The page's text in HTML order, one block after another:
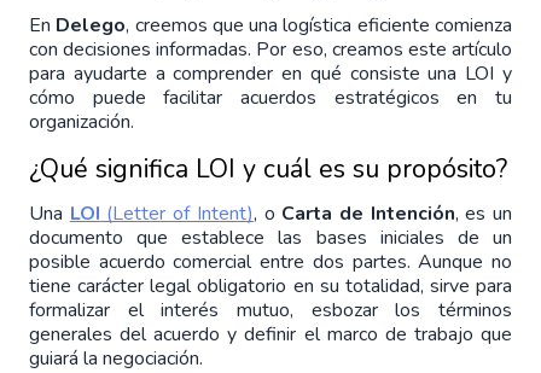
En Delego, creemos que una logística eficiente comienza
con decisiones informadas. Por eso, creamos este artículo
para ayudarte a comprender en qué consiste una LOI y
cómo puede facilitar acuerdos estratégicos en tu
organización.
¿Qué significa LOI y cuál es su propósito?
Una LOI (Letter of Intent), o Carta de Intención, es un
documento que establece las bases iniciales de un
posible acuerdo comercial entre dos partes. Aunque no
tiene carácter legal obligatorio en su totalidad, sirve para
formalizar el interés mutuo, esbozar los términos
generales del acuerdo y definir el marco de trabajo que
guiará la negociación.